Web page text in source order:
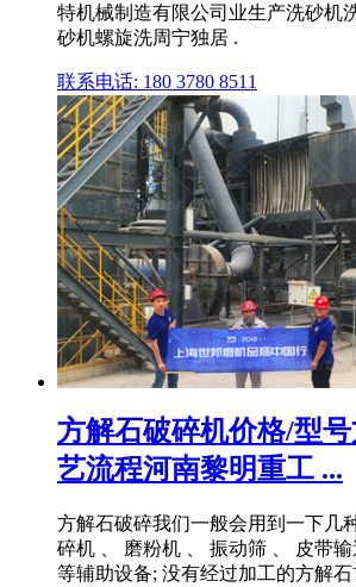
特机械制造有限公司业生产洗砂机
砂机螺旋洗周宁独居 .
联系电话: 180 3780 8511
方解石破碎机价格/型
艺流程河南黎明重工 ...
方解石破碎我们一般会用到一下几
碎机 、 磨粉机 、 振动筛 、 皮带
等辅助设备; 没有经过加工的方解